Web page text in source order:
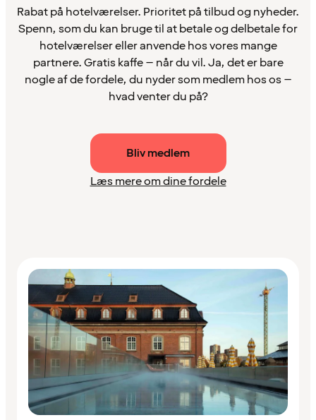
Rabat på hotelværelser. Prioritet på tilbud og nyheder.
Spenn, som du kan bruge til at betale og delbetale for
hotelværelser eller anvende hos vores mange
partnere. Gratis kaffe – når du vil. Ja, det er bare
nogle af de fordele, du nyder som medlem hos os –
hvad venter du på?
Bliv medlem
Læs mere om dine fordele